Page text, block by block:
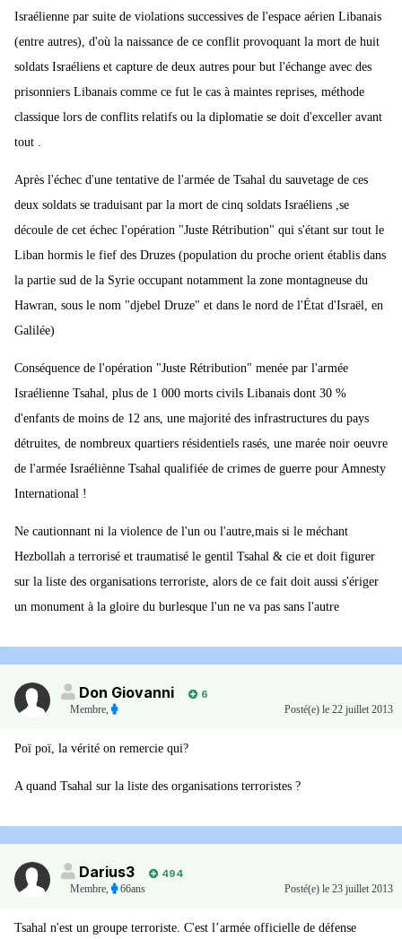
Israélienne par suite de violations successives de l'espace aérien Libanais
(entre autres), d'où la naissance de ce conflit provoquant la mort de huit
soldats Israéliens et capture de deux autres pour but l'échange avec des
prisonniers Libanais comme ce fut le cas à maintes reprises, méthode
classique lors de conflits relatifs ou la diplomatie se doit d'exceller avant
tout .
Après l'échec d'une tentative de l'armée de Tsahal du sauvetage de ces
deux soldats se traduisant par la mort de cinq soldats Israéliens ,se
découle de cet échec l'opération "Juste Rétribution" qui s'étant sur tout le
Liban hormis le fief des Druzes (population du proche orient établis dans
la partie sud de la Syrie occupant notamment la zone montagneuse du
Hawran, sous le nom "djebel Druze" et dans le nord de l'État d'Israël, en
Galilée)
Conséquence de l'opération "Juste Rétribution" menée par l'armée
Israélienne Tsahal, plus de 1 000 morts civils Libanais dont 30 %
d'enfants de moins de 12 ans, une majorité des infrastructures du pays
détruites, de nombreux quartiers résidentiels rasés, une marée noir oeuvre
de l'armée Israéliènne Tsahal qualifiée de crimes de guerre pour Amnesty
International !
Ne cautionnant ni la violence de l'un ou l'autre,mais si le méchant
Hezbollah a terrorisé et traumatisé le gentil Tsahal & cie et doit figurer
sur la liste des organisations terroriste, alors de ce fait doit aussi s'ériger
un monument à la gloire du burlesque l'un ne va pas sans l'autre
Don Giovanni
6
Membre, Posté(e) le 22 juillet 2013
Poï poï, la vérité on remercie qui?
A quand Tsahal sur la liste des organisations terroristes ?
Darius3
494
Membre, 66ans Posté(e) le 23 juillet 2013
Tsahal n'est un groupe terroriste. C'est l’armée officielle de défense